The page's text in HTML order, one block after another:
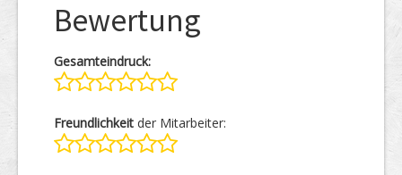
Bewertung
Gesamteindruck:
Freundlichkeit der Mitarbeiter: